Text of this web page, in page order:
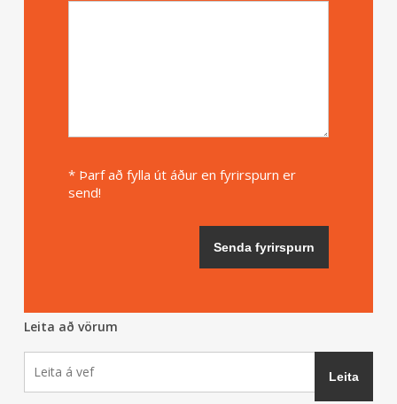
* Þarf að fylla út áður en fyrirspurn er
send!
Leita að vörum